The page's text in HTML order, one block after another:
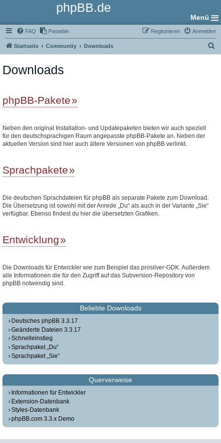
phpBB.de
Menü
FAQ Pastebin Anmelden
Registrieren
Startseite Community Downloads
Downloads
phpBB-Pakete
Neben den original Installation- und Updatepaketen bieten wir auch speziell
für den deutschsprachigen Raum angepasste phpBB-Pakete an. Neben der
aktuellen Version sind hier auch ältere Versionen von phpBB verlinkt.
Sprachpakete
Die deutschen Sprachdateien für phpBB als separate Pakete zum Download.
Die Übersetzung ist sowohl mit der Anrede „Du“ als auch in der Variante „Sie“
verfügbar. Ebenso findest du hier die übersetzten Grafiken.
Entwicklung
Die Downloads für Entwickler wie zum Beispiel das prosilver-GDK. Außerdem
alle Informationen die für den Zugriff auf das Subversion-Repository von
phpBB notwendig sind.
Beliebte Downloads
Deutsches phpBB 3.3.17
Geänderte Dateien 3.3.17
Schnelleinstieg
Sprachpaket „Du“
Sprachpaket „Sie“
Querverweise
Informationen für Entwickler
Extension-Datenbank
Styles-Datenbank
phpBB.com 3.3.x Demo